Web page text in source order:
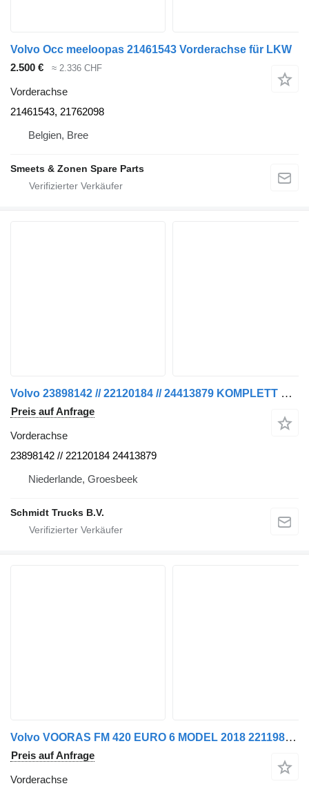
Volvo Occ meeloopas 21461543 Vorderachse für LKW
2.500 €
≈ 2.336 CHF
Vorderachse
21461543, 21762098
Belgien, Bree
Smeets & Zonen Spare Parts
Volvo 23898142 // 22120184 // 24413879 KOMPLETT FÜR HEAD FH 460 AIR Vorderachse für Sattelzugmaschine
Preis auf Anfrage
Vorderachse
23898142 // 22120184 24413879
Niederlande, Groesbeek
Schmidt Trucks B.V.
Volvo VOORAS FM 420 EURO 6 MODEL 2018 22119847 Vorderachse für LKW
Preis auf Anfrage
Vorderachse